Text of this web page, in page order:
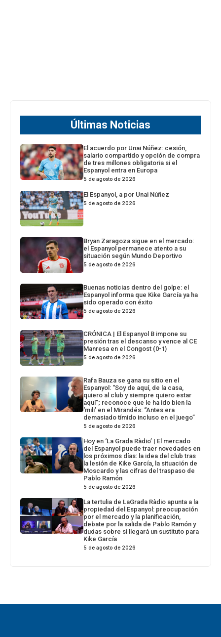
Últimas Noticias
El acuerdo por Unai Núñez: cesión,
salario compartido y opción de compra
de tres millones obligatoria si el
Espanyol entra en Europa
5 de agosto de 2026
El Espanyol, a por Unai Núñez
5 de agosto de 2026
Bryan Zaragoza sigue en el mercado:
el Espanyol permanece atento a su
situación según Mundo Deportivo
5 de agosto de 2026
Buenas noticias dentro del golpe: el
Espanyol informa que Kike García ya ha
sido operado con éxito
5 de agosto de 2026
CRÓNICA | El Espanyol B impone su
presión tras el descanso y vence al CE
Manresa en el Congost (0-1)
5 de agosto de 2026
Rafa Bauza se gana su sitio en el
Espanyol: “Soy de aquí, de la casa,
quiero al club y siempre quiero estar
aquí”; reconoce que le ha ido bien la
‘mili’ en el Mirandés: “Antes era
demasiado tímido incluso en el juego”
5 de agosto de 2026
Hoy en ‘La Grada Ràdio’ | El mercado
del Espanyol puede traer novedades en
los próximos días: la idea del club tras
la lesión de Kike García, la situación de
Moscardo y las cifras del traspaso de
Pablo Ramón
5 de agosto de 2026
La tertulia de LaGrada Ràdio apunta a la
propiedad del Espanyol: preocupación
por el mercado y la planificación,
debate por la salida de Pablo Ramón y
dudas sobre si llegará un sustituto para
Kike García
5 de agosto de 2026